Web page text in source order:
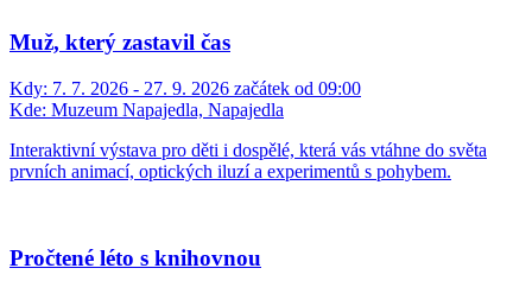
Muž, který zastavil čas
Kdy: 7. 7. 2026 - 27. 9. 2026 začátek od 09:00
Kde: Muzeum Napajedla, Napajedla
Interaktivní výstava pro děti i dospělé, která vás vtáhne do světa
prvních animací, optických iluzí a experimentů s pohybem.
Pročtené léto s knihovnou